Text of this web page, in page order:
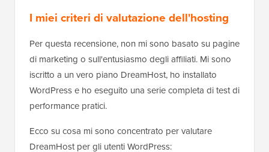
I miei criteri di valutazione dell'hosting
Per questa recensione, non mi sono basato su pagine
di marketing o sull'entusiasmo degli affiliati. Mi sono
iscritto a un vero piano DreamHost, ho installato
WordPress e ho eseguito una serie completa di test di
performance pratici.
Ecco su cosa mi sono concentrato per valutare
DreamHost per gli utenti WordPress: